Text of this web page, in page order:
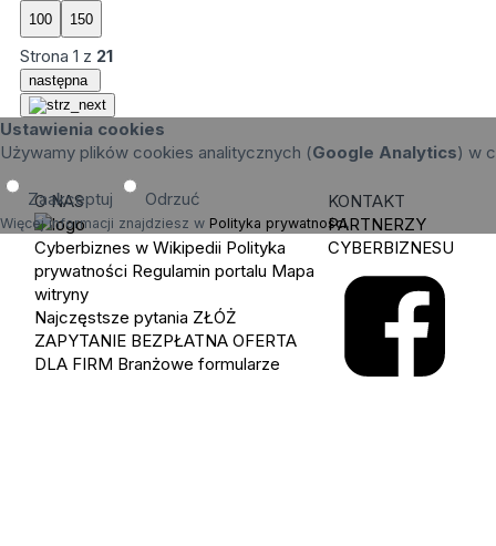
Strona 1 z 21
następna
Ustawienia cookies
Używamy plików cookies analitycznych (Google Analytics) w
Zaakceptuj Odrzuć
Więcej informacji znajdziesz w Polityka prywatności.
O NAS
Cyberbiznes w Wikipedii Polityka
prywatności Regulamin portalu Mapa
witryny
Najczęstsze pytania ZŁÓŻ
ZAPYTANIE BEZPŁATNA OFERTA
DLA FIRM Branżowe formularze
KONTAKT
PARTNERZY
CYBERBIZNESU